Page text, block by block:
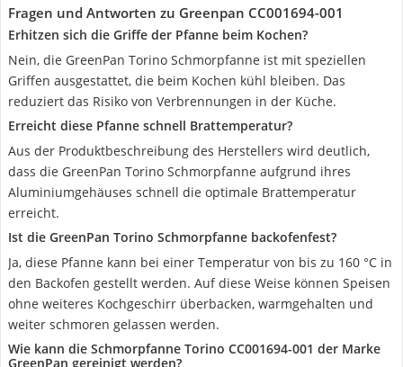
Fragen und Antworten zu Greenpan CC001694-001
Erhitzen sich die Griffe der Pfanne beim Kochen?
Nein, die GreenPan Torino Schmorpfanne ist mit speziellen
Griffen ausgestattet, die beim Kochen kühl bleiben. Das
reduziert das Risiko von Verbrennungen in der Küche.
Erreicht diese Pfanne schnell Brattemperatur?
Aus der Produktbeschreibung des Herstellers wird deutlich,
dass die GreenPan Torino Schmorpfanne aufgrund ihres
Aluminiumgehäuses schnell die optimale Brattemperatur
erreicht.
Ist die GreenPan Torino Schmorpfanne backofenfest?
Ja, diese Pfanne kann bei einer Temperatur von bis zu 160 °C in
den Backofen gestellt werden. Auf diese Weise können Speisen
ohne weiteres Kochgeschirr überbacken, warmgehalten und
weiter schmoren gelassen werden.
Wie kann die Schmorpfanne Torino CC001694-001 der Marke
GreenPan gereinigt werden?